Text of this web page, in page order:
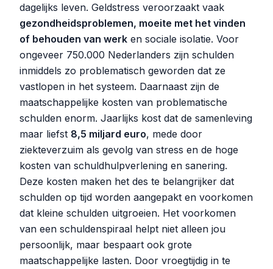
dagelijks leven. Geldstress veroorzaakt vaak
gezondheidsproblemen, moeite met het vinden
of behouden van werk en sociale isolatie. Voor
ongeveer 750.000 Nederlanders zijn schulden
inmiddels zo problematisch geworden dat ze
vastlopen in het systeem. Daarnaast zijn de
maatschappelijke kosten van problematische
schulden enorm. Jaarlijks kost dat de samenleving
maar liefst 8,5 miljard euro, mede door
ziekteverzuim als gevolg van stress en de hoge
kosten van schuldhulpverlening en sanering.
Deze kosten maken het des te belangrijker dat
schulden op tijd worden aangepakt en voorkomen
dat kleine schulden uitgroeien. Het voorkomen
van een schuldenspiraal helpt niet alleen jou
persoonlijk, maar bespaart ook grote
maatschappelijke lasten. Door vroegtijdig in te